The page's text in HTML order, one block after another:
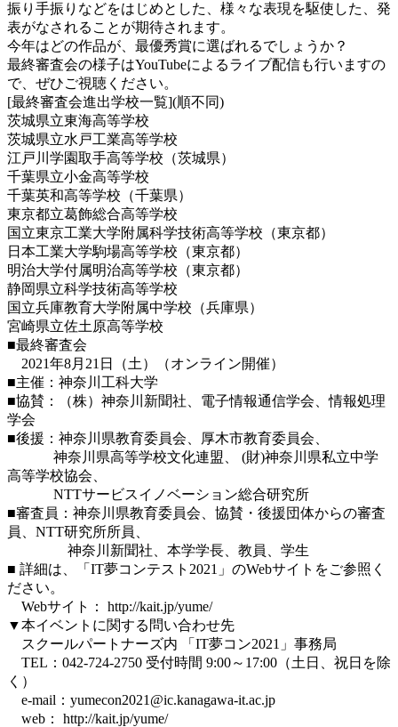
振り手振りなどをはじめとした、様々な表現を駆使した、発
表がなされることが期待されます。
今年はどの作品が、最優秀賞に選ばれるでしょうか？
最終審査会の様子はYouTubeによるライブ配信も行いますの
で、ぜひご視聴ください。
[最終審査会進出学校一覧](順不同)
茨城県立東海高等学校
茨城県立水戸工業高等学校
江戸川学園取手高等学校（茨城県）
千葉県立小金高等学校
千葉英和高等学校（千葉県）
東京都立葛飾総合高等学校
国立東京工業大学附属科学技術高等学校（東京都）
日本工業大学駒場高等学校（東京都）
明治大学付属明治高等学校（東京都）
静岡県立科学技術高等学校
国立兵庫教育大学附属中学校（兵庫県）
宮崎県立佐土原高等学校
■最終審査会
2021年8月21日（土）（オンライン開催）
■主催：神奈川工科大学
■協賛：（株）神奈川新聞社、電子情報通信学会、情報処理
学会
■後援：神奈川県教育委員会、厚木市教育委員会、
神奈川県高等学校文化連盟、 (財)神奈川県私立中学
高等学校協会、
NTTサービスイノベーション総合研究所
■審査員：神奈川県教育委員会、協賛・後援団体からの審査
員、NTT研究所所員、
神奈川新聞社、本学学長、教員、学生
■ 詳細は、「IT夢コンテスト2021」のWebサイトをご参照く
ださい。
Webサイト： http://kait.jp/yume/
▼本イベントに関する問い合わせ先
スクールパートナーズ内 「IT夢コン2021」事務局
TEL：042-724-2750 受付時間 9:00～17:00（土日、祝日を除
く）
e-mail：yumecon2021@ic.kanagawa-it.ac.jp
web： http://kait.jp/yume/